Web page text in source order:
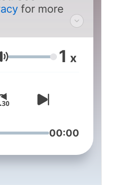
for more
Głośność 1 x
00:00